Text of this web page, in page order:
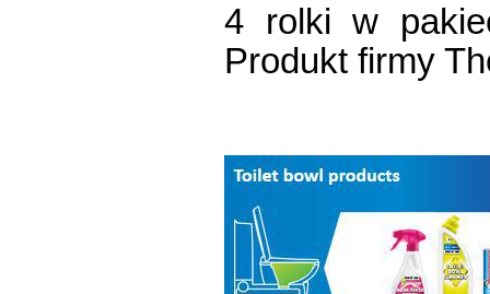
4 rolki w
Produkt firmy